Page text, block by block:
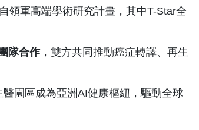
領軍高端學術研究計畫，其中T-Star全
隊合作，雙方共同推動癌症轉譯、再生
園區成為亞洲AI健康樞紐，驅動全球